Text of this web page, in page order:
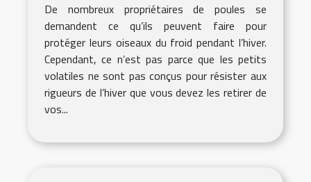
De nombreux propriétaires de poules se
demandent ce qu’ils peuvent faire pour
protéger leurs oiseaux du froid pendant l’hiver.
Cependant, ce n’est pas parce que les petits
volatiles ne sont pas conçus pour résister aux
rigueurs de l’hiver que vous devez les retirer de
vos...